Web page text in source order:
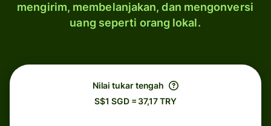
mengirim, membelanjakan, dan mengonversi
uang seperti orang lokal.
Nilai tukar tengah
S$1 SGD = 37,17 TRY